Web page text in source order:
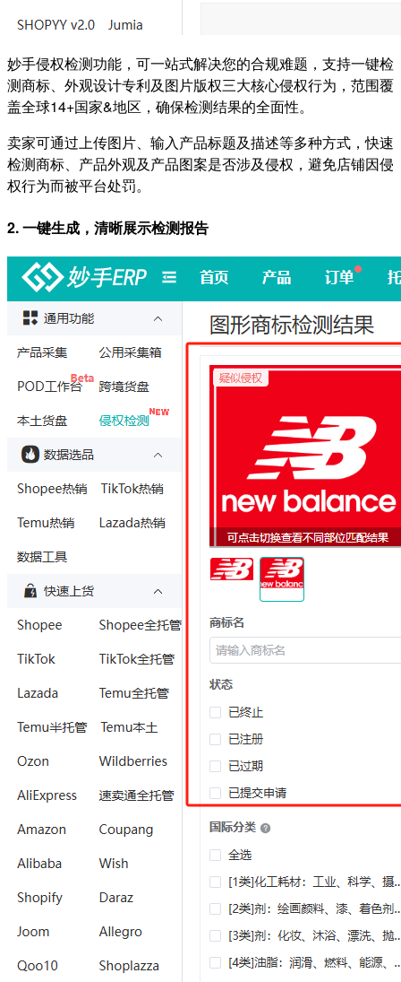
妙手侵权检测功能，可一站式解决您的合规难题，支持一键检
测商标、外观设计专利及图片版权三大核心侵权行为，范围覆
盖全球14+国家&地区，确保检测结果的全面性。
卖家可通过上传图片、输入产品标题及描述等多种方式，快速
检测商标、产品外观及产品图案是否涉及侵权，避免店铺因侵
权行为而被平台处罚。
2. 一键生成，清晰展示检测报告